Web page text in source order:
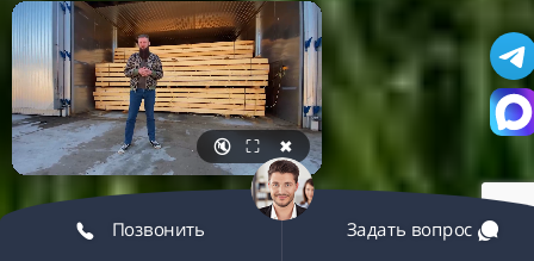
🔇 ⛶ ✖
Позвонить Задать вопрос